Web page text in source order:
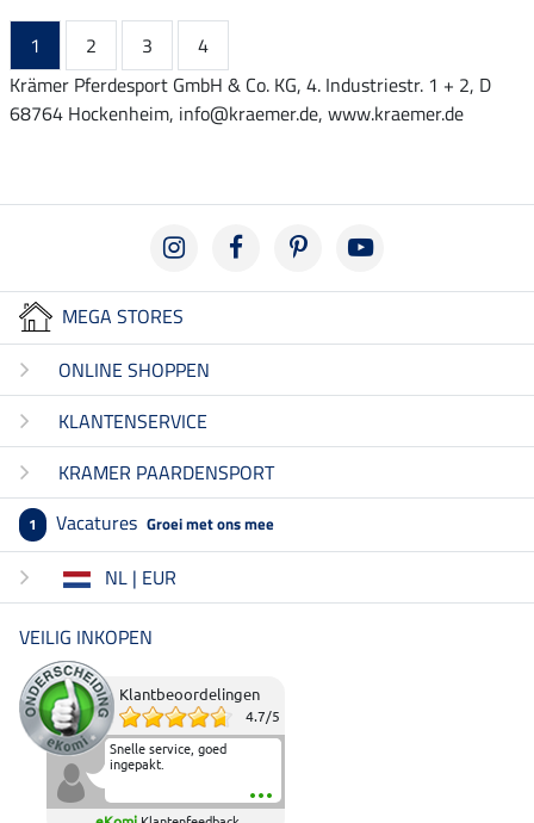
1 2 3
4
Krämer Pferdesport GmbH & Co. KG, 4. Industriestr. 1 + 2, D
68764 Hockenheim, info@kraemer.de, www.kraemer.de
MEGA STORES
ONLINE SHOPPEN
KLANTENSERVICE
KRAMER PAARDENSPORT
1 Vacatures Groei met ons mee
NL | EUR
VEILIG INKOPEN
Klantbeoordelingen
4.7/5
Snelle service, goed
ingepakt.